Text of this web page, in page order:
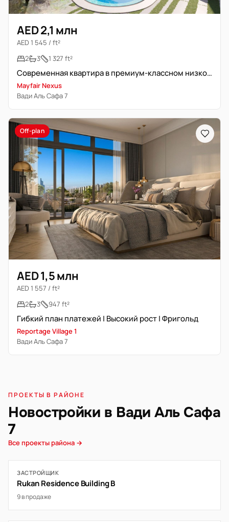
AED 2,1 млн
AED 1 545 / ft²
2
3 1 327 ft²
Современная квартира в премиум-классном низком здании
Mayfair Nexus
Вади Аль Сафа 7
Off-plan
AED 1,5 млн
AED 1 557 / ft²
2
3 947 ft²
Гибкий план платежей | Высокий рост | Фригольд
Reportage Village 1
Вади Аль Сафа 7
ПРОЕКТЫ В РАЙОНЕ
Новостройки в Вади Аль Сафа
7
Все проекты района →
ЗАСТРОЙЩИК
Rukan Residence Building B
9 в продаже